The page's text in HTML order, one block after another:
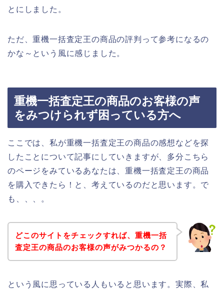
とにしました。
ただ、重機一括査定王の商品の評判って参考になるの
かな～という風に感じました。
重機一括査定王の商品のお客様の声
をみつけられず困っている方へ
ここでは、私が重機一括査定王の商品の感想などを探
したことについて記事にしていきますが、多分こちら
のページをみているあなたは、重機一括査定王の商品
を購入できたら！と、考えているのだと思います。で
も、、、。
どこのサイトをチェックすれば、重機一括
査定王の商品のお客様の声がみつかるの？
という風に思っている人もいると思います。実際、私